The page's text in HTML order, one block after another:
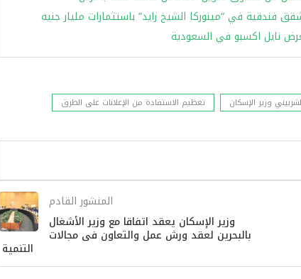
نايل اكسبو في السعودية
وزير الإسكان تعظيم الاستفادة من الإعلانات على الطرق
المنشور القادم
وزير الإسكان يعقد اتفاقا مع وزير الأشغال
بالبحرين لعقد ورش عمل والتعاون فى مجالات
التنمية